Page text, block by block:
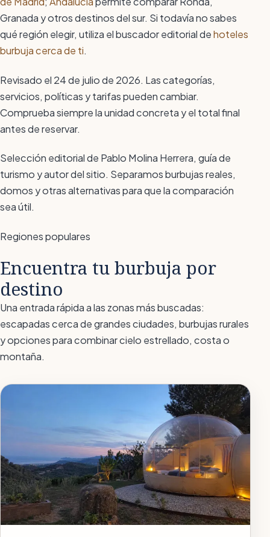
Granada y otros destinos del sur. Si todavía no sabes
qué región elegir, utiliza el buscador editorial dehoteles
burbuja cerca de ti.
Revisado el 24 de julio de 2026. Las categorías,
servicios, políticas y tarifas pueden cambiar.
Comprueba siempre la unidad concreta y el total final
antes de reservar.
Selección editorial de Pablo Molina Herrera, guía de
turismo y autor del sitio. Separamos burbujas reales,
domos y otras alternativas para que la comparación
sea útil.
Regiones populares
Encuentra tu burbuja por
destino
Una entrada rápida a las zonas más buscadas:
escapadas cerca de grandes ciudades, burbujas rurales
y opciones para combinar cielo estrellado, costa o
montaña.